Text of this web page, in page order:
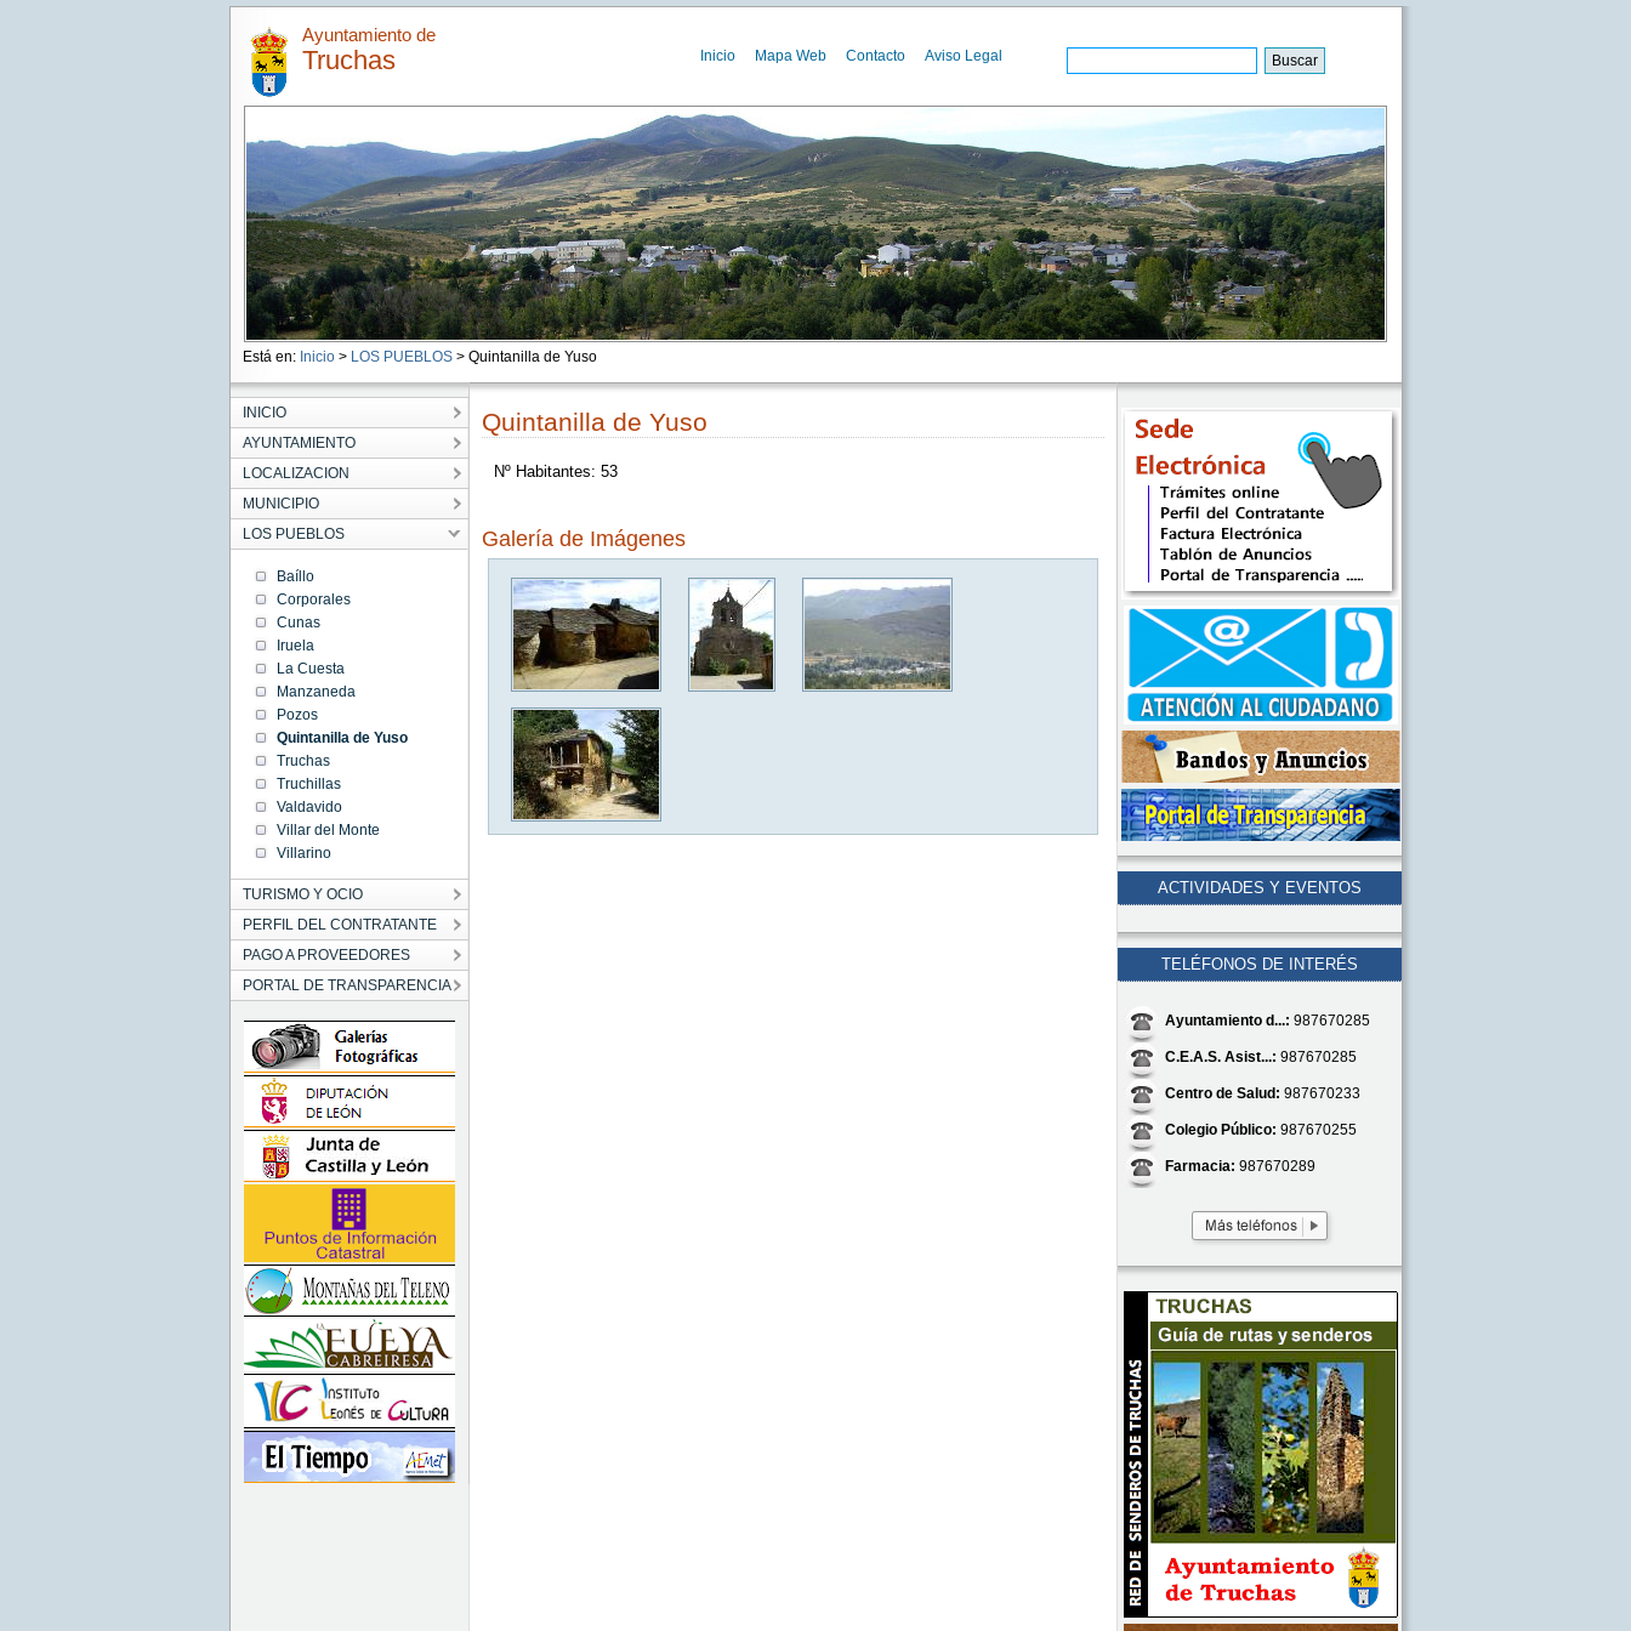
Ayuntamiento de
Truchas Inicio Mapa Web Contacto Aviso Legal
Está en: Inicio > LOS PUEBLOS> Quintanilla de Yuso
INICIO
AYUNTAMIENTO
LOCALIZACION
MUNICIPIO
LOS PUEBLOS
Baíllo
Corporales
Cunas
Iruela
La Cuesta
Manzaneda
Pozos
Quintanilla de Yuso
Truchas
Truchillas
Valdavido
Villar del Monte
Villarino
TURISMO Y OCIO
PERFIL DEL CONTRATANTE
PAGO A PROVEEDORES
PORTAL DE TRANSPARENCIA
Quintanilla de Yuso
Nº Habitantes: 53
Galería de Imágenes
ACTIVIDADES Y EVENTOS
TELÉFONOS DE INTERÉS
Ayuntamiento d...: 987670285
C.E.A.S. Asist...: 987670285
Centro de Salud: 987670233
Colegio Público: 987670255
Farmacia: 987670289